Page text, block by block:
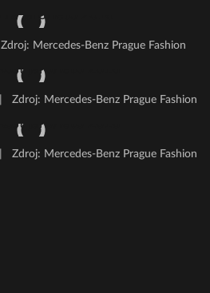
Zdroj: Mercedes-Benz Prague Fashion
Zdroj: Mercedes-Benz Prague Fashion
Zdroj: Mercedes-Benz Prague Fashion